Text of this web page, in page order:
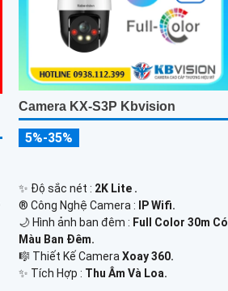
Camera KX-S3P Kbvision
5%-35%
✨ Độ sắc nét : 2K Lite .
®️ Công Nghệ Camera :
IP Wifi.
🌙 Hình ảnh ban đêm : Full Color 30m Có
Màu Ban Ðêm.
🎼️ Thiết Kế Camera Xoay 360.
️✨ Tích Hợp : Thu Âm Và Loa.